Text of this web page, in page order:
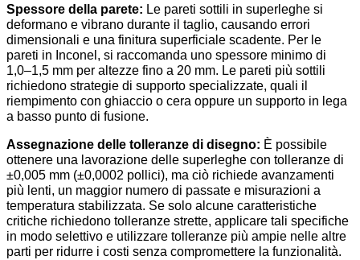
Spessore della parete: Le pareti sottili in superleghe si
deformano e vibrano durante il taglio, causando errori
dimensionali e una finitura superficiale scadente. Per le
pareti in Inconel, si raccomanda uno spessore minimo di
1,0–1,5 mm per altezze fino a 20 mm. Le pareti più sottili
richiedono strategie di supporto specializzate, quali il
riempimento con ghiaccio o cera oppure un supporto in lega
a basso punto di fusione.
Assegnazione delle tolleranze di disegno: È possibile
ottenere una lavorazione delle superleghe con tolleranze di
±0,005 mm (±0,0002 pollici), ma ciò richiede avanzamenti
più lenti, un maggior numero di passate e misurazioni a
temperatura stabilizzata. Se solo alcune caratteristiche
critiche richiedono tolleranze strette, applicare tali specifiche
in modo selettivo e utilizzare tolleranze più ampie nelle altre
parti per ridurre i costi senza compromettere la funzionalità.